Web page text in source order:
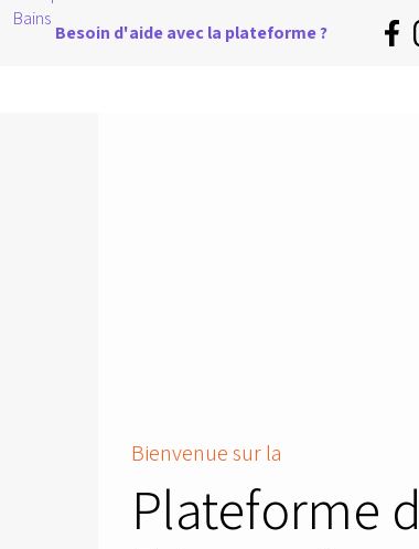
Besoin d'aide avec la plateforme ?
Bienvenue sur la
Plateforme